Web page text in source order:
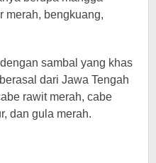
merah, bengkuang,
sambal yang khas
dari Jawa Tengah
rawit merah, cabe
dan gula merah.